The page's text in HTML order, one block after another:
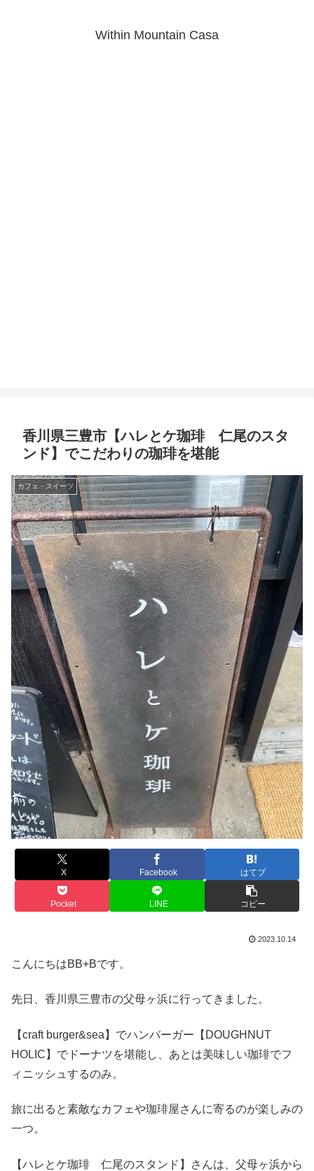
Within Mountain Casa
香川県三豊市【ハレとケ珈琲 仁尾のスタ
ンド】でこだわりの珈琲を堪能
カフェ・スイーツ
X Facebook はてブ
Pocket LINE コピー
2023.10.14
こんにちはBB+Bです。
先日、香川県三豊市の父母ヶ浜に行ってきました。
【craft burger&sea】でハンバーガー【DOUGHNUT
HOLIC】でドーナツを堪能し、あとは美味しい珈琲でフ
ィニッシュするのみ。
旅に出ると素敵なカフェや珈琲屋さんに寄るのが楽しみの
一つ。
【ハレとケ珈琲 仁尾のスタンド】さんは、父母ヶ浜から